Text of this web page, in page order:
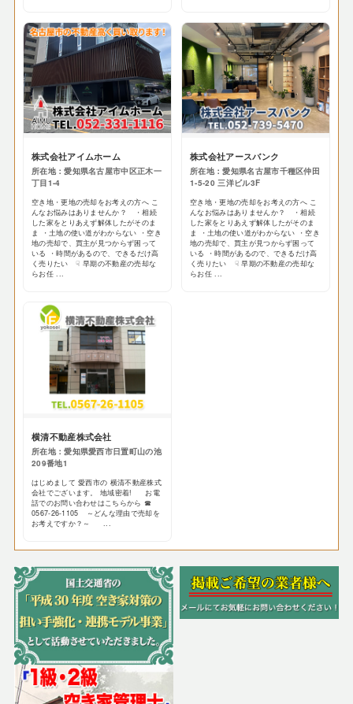
株式会社アイムホーム
所在地：愛知県名古屋市中区正木一
丁目1-4
空き地・更地の売却をお考えの方へ こ
んなお悩みはありませんか？ ・相続
した家をとりあえず解体したがそのま
ま ・土地の使い道がわからない ・空き
地の売却で、買主が見つからず困って
いる ・時間があるので、できるだけ高
く売りたい ☟ 早期の不動産の売却な
らお任 ...
株式会社アースバンク
所在地：愛知県名古屋市千種区仲田
1-5-20 三洋ビル3F
空き地・更地の売却をお考えの方へ こ
んなお悩みはありませんか？ ・相続
した家をとりあえず解体したがそのま
ま ・土地の使い道がわからない ・空き
地の売却で、買主が見つからず困って
いる ・時間があるので、できるだけ高
く売りたい ☟ 早期の不動産の売却な
らお任 ...
横清不動産株式会社
所在地：愛知県愛西市日置町山の池
209番地1
はじめまして 愛西市の 横清不動産株式
会社でございます。 地域密着! お電
話でのお問い合わせはこちらから ☎
0567-26-1105 ～どんな理由で売却を
お考えですか？～ ...